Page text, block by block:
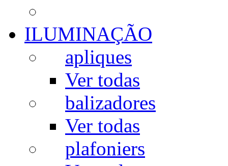
ILUMINAÇÃO
apliques
Ver todas
balizadores
Ver todas
plafoniers